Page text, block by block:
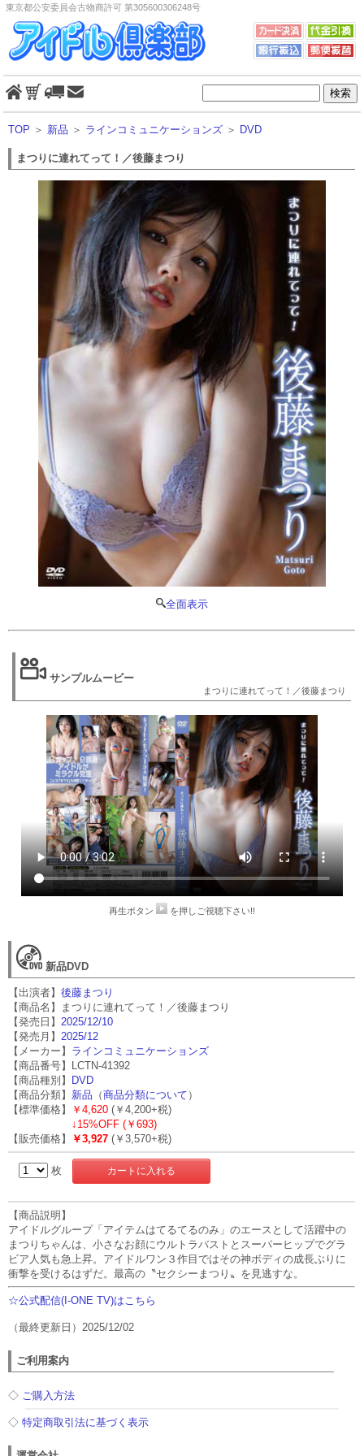
東京都公安委員会古物商許可 第305600306248号
TOP ＞ 新品 ＞ ラインコミュニケーションズ ＞ DVD
まつりに連れてって！／後藤まつり
全面表示
サンプルムービー
まつりに連れてって！／後藤まつり
再生ボタン を押しご視聴下さい!!
新品DVD
【出演者】後藤まつり
【商品名】まつりに連れてって！／後藤まつり
【発売日】 2025/12/10
【発売月】 2025/12
【メーカー】 ラインコミュニケーションズ
【商品番号】LCTN-41392
【商品種別】 DVD
【商品分類】 新品 （商品分類について ）
【標準価格】
￥4,620 (￥4,200+税)
↓ 15%OFF (￥693)
【販売価格】
￥3,927 (￥3,570+税)
枚
【商品説明】
アイドルグループ「アイテムはてるてるのみ」のエースとして活躍中の
まつりちゃんは、小さなお顔にウルトラバストとスーパーヒップでグラ
ビア人気も急上昇。アイドルワン３作目ではその神ボディの成長ぶりに
衝撃を受けるはずだ。最高の〝セクシーまつり〟を見逃すな。
☆公式配信(I-ONE TV)はこちら
（最終更新日）2025/12/02
ご利用案内
◇ ご購入方法
◇特定商取引法に基づく表示